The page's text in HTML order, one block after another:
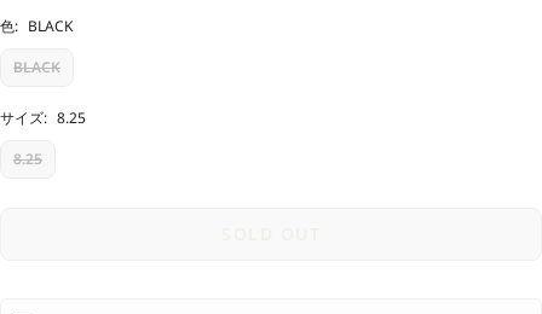
格
色: BLACK
BLACK
サイズ: 8.25
8.25